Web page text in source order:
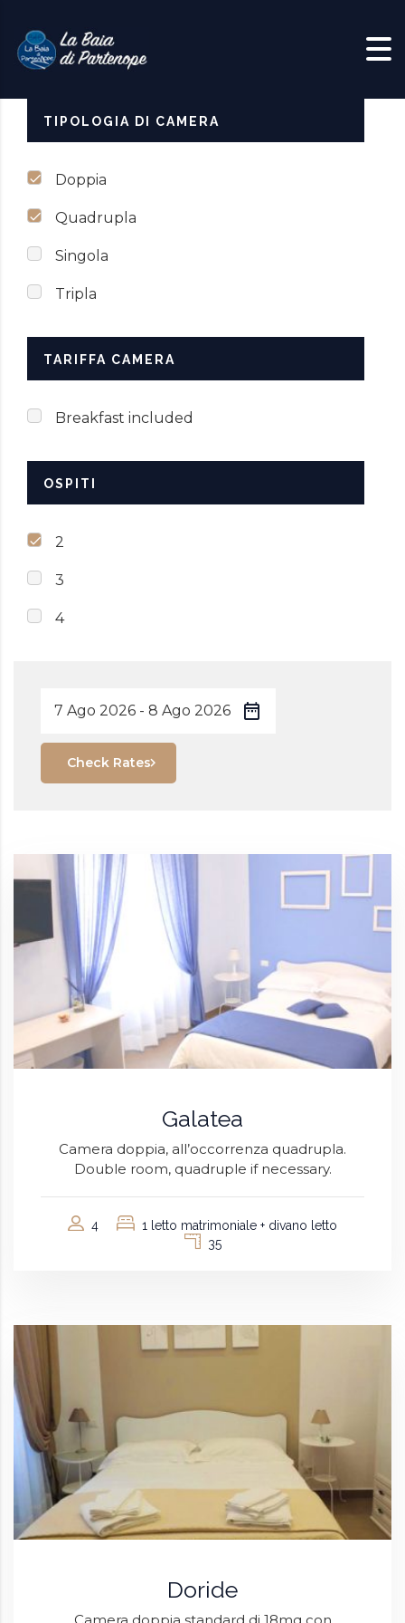
TIPOLOGIA DI CAMERA
Doppia
Quadrupla
Singola
Tripla
TARIFFA CAMERA
Breakfast included
OSPITI
2
3
4
Check Rates
Galatea
Camera doppia, all’occorrenza quadrupla.
Double room, quadruple if necessary.
4
1 letto matrimoniale + divano letto
35
Doride